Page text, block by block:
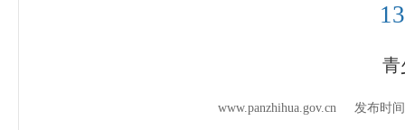
青
www.panzhihua.gov.cn 发布时